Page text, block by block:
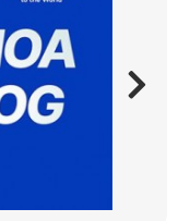
thất luôn dễ
hưởng đến các